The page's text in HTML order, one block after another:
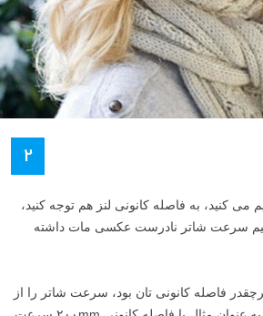
۲
کنید، به فاصله کانونی لنز هم توجه کنید،
سرعت شاتر نادرست عکسی مات داشته
فاصله کانونی تان بود، سرعت شاتر را از